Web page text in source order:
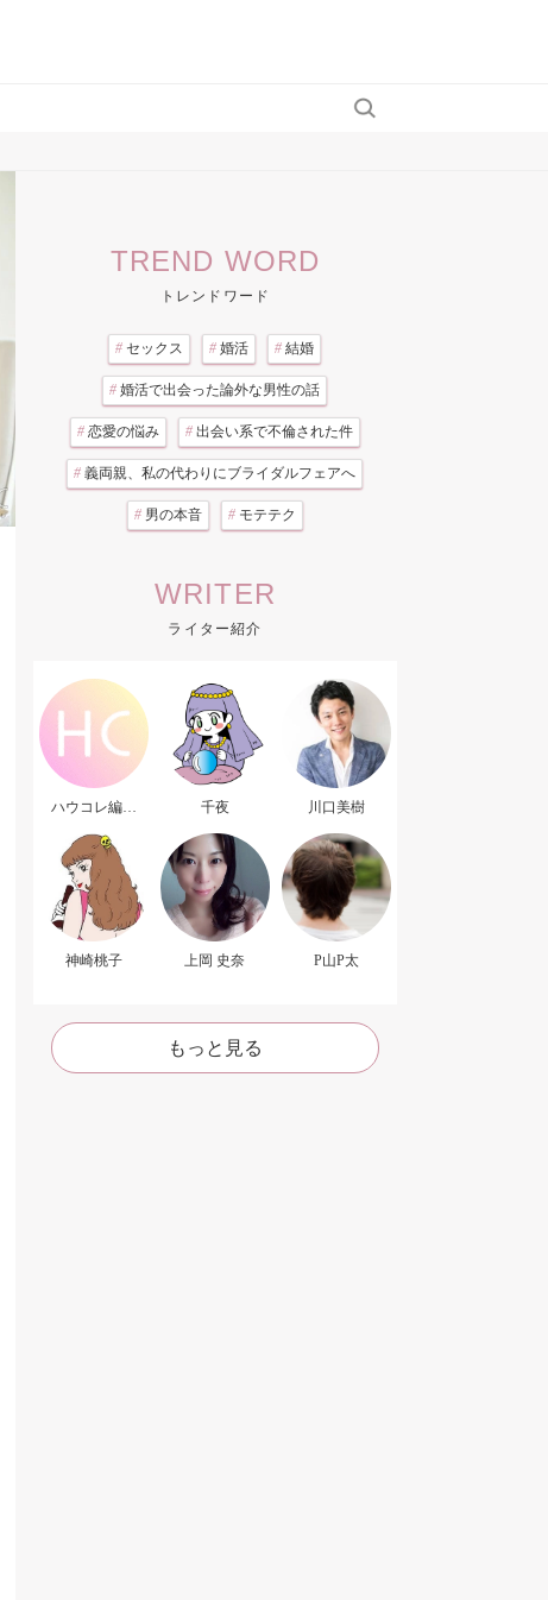
TREND WORD
トレンドワード
# セックス # 婚活 # 結婚
# 婚活で出会った論外な男性の話
# 恋愛の悩み # 出会い系で不倫された件
# 義両親、私の代わりにブライダルフェアへ
# 男の本音 # モテテク
WRITER
ライター紹介
ハウコレ編集
千夜 川口美樹
神崎桃子 上岡 史奈 P山P太
もっと見る